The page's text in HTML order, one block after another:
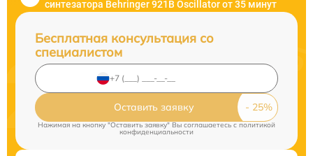
синтезатора Behringer 921B Oscillator от 35 минут
Бесплатная консультация со
специалистом
Оставить заявку
Нажимая на кнопку "Оставить заявку" Вы соглашаетесь cполитикой
конфиденциальности